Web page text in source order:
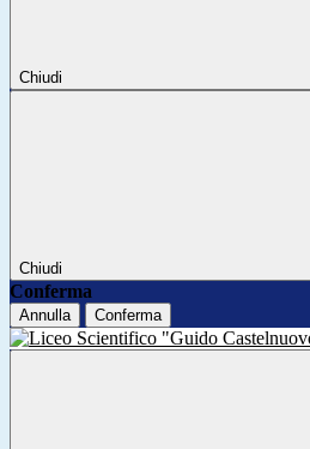
Chiudi
Chiudi
Conferma
Annulla Conferma